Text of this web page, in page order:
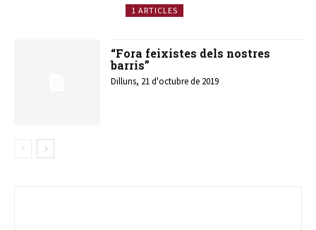
1 ARTICLES
“Fora feixistes dels nostres
barris”
Dilluns, 21 d'octubre de 2019